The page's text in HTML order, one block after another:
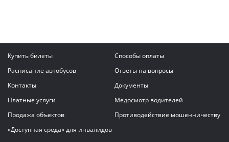
Купить билеты
Способы оплаты
Расписание автобусов
Ответы на вопросы
Контакты
Документы
Платные услуги
Медосмотр водителей
Продажа объектов
Противодействие мошенничеству
«Доступная среда» для инвалидов